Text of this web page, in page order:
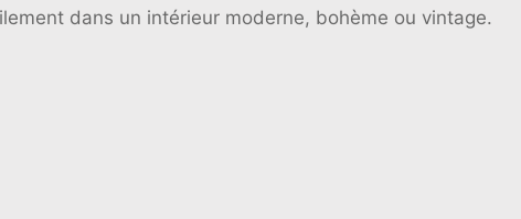
dans un intérieur moderne, bohème ou vintage.